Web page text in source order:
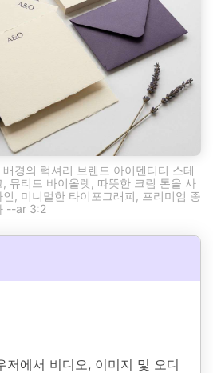
경의 럭셔리 브랜드 아이덴티티 스테
뮤티드 바이올렛, 따뜻한 크림 톤을 사
, 미니멀한 타이포그래피, 프리미엄 종
--ar 3:2
저에서 비디오, 이미지 및 오디